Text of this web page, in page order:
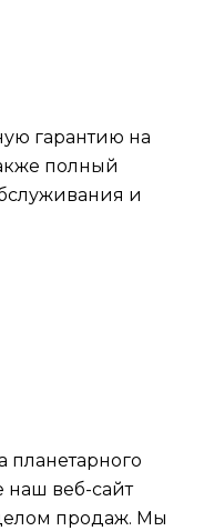
гарантию на
полный
и
планетарного
наш веб-сайт
продаж. Мы